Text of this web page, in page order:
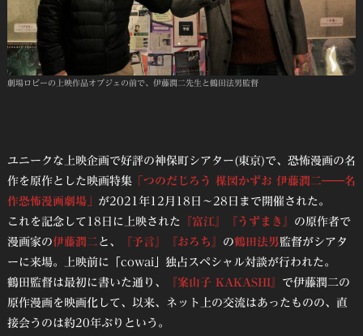
劇場ロビーの上映作品オブジェの前で、伊藤潤二先生と鶴田法男監督
ユニークな上映企画で好評の神保町シアター(東京)で、恐怖漫画の名
作を原作とした映画特集「つのだじろう 楳図かずお 伊藤潤二――名
作恐怖漫画劇場」 が2021年12月18日～28日まで開催された。
これを記念して18日に上映された
『富江』『うずまき』 の原作者で
漫画家の伊藤潤二 と、 『予言』『おろち』 の鶴田法男監督がシアタ
ーに来場。上映前に「cowai」独占スペシャル対談が行われた。
鶴田監督は最初に書いた通り、
『案山子 KAKASHI』 で伊藤潤二の
原作漫画を映画化して、以来、ネット上の交流はあったものの、直
接会うのは約20年ぶりという。